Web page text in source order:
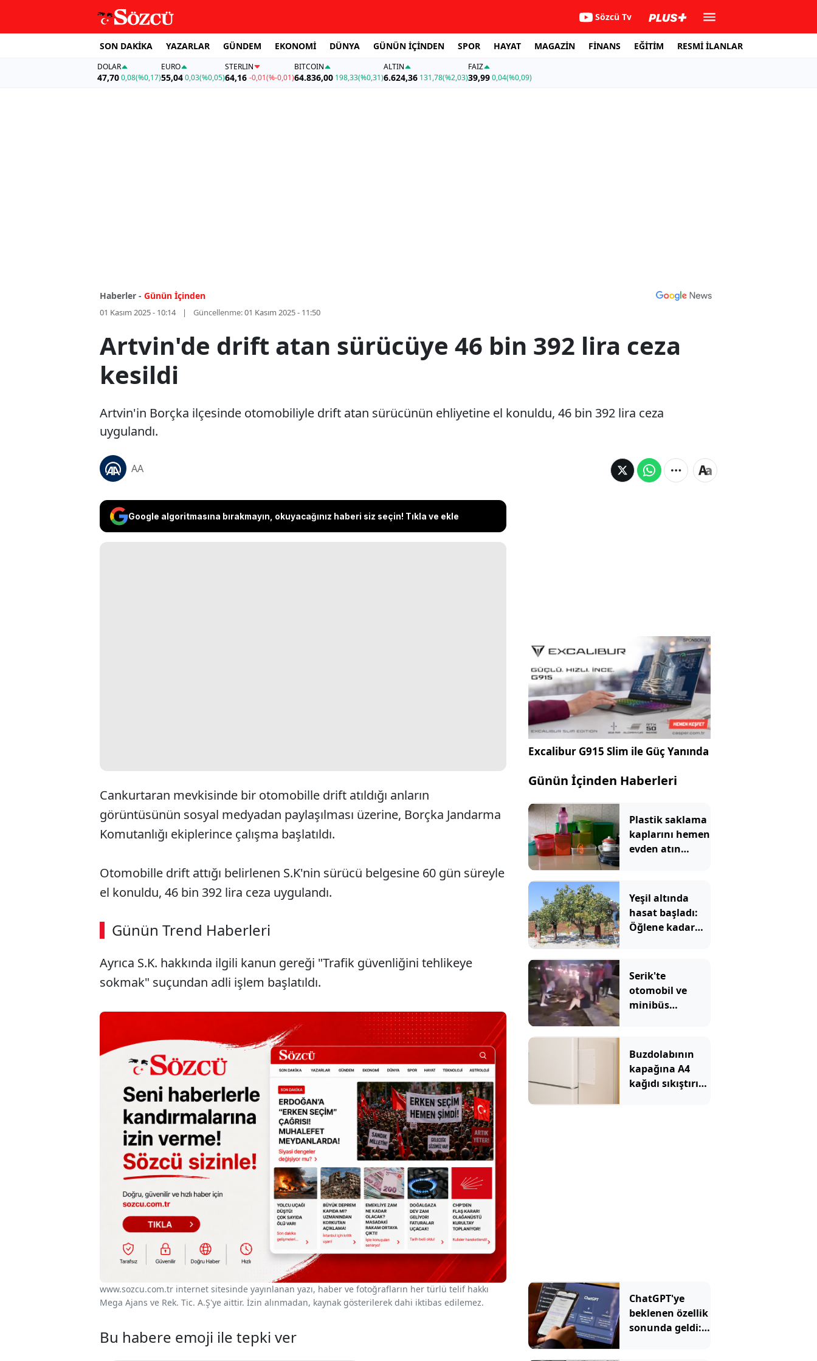
Sözcü Tv
SON DAKİKA YAZARLAR GÜNDEM EKONOMİ DÜNYA GÜNÜN İÇİNDEN SPOR HAYAT MAGAZİN FİNANS EĞİTİM RESMİ İLANLAR
DOLAR
47,700,08(%0,17)
EURO
55,04 0,03(%0,05)
STERLIN
64,16 -0,01(%-0,01)
BITCOIN
64.836,00 198,33(%0,31)
ALTIN
6.624,36 131,78(%2,03)
FAİZ
39,990,04(%0,09)
Haberler - Günün İçinden
01 Kasım 2025 - 10:14 Güncellenme:01 Kasım 2025 - 11:50
Artvin'de drift atan sürücüye 46 bin 392 lira ceza
kesildi
Artvin'in Borçka ilçesinde otomobiliyle drift atan sürücünün ehliyetine el konuldu, 46 bin 392 lira ceza
uygulandı.
AA
Google algoritmasına bırakmayın, okuyacağınız haberi siz seçin! Tıkla ve ekle
Cankurtaran mevkisinde bir otomobille drift atıldığı anların
görüntüsünün sosyal medyadan paylaşılması üzerine, Borçka Jandarma
Komutanlığı ekiplerince çalışma başlatıldı.
Otomobille drift attığı belirlenen S.K'nin sürücü belgesine 60 gün süreyle
el konuldu, 46 bin 392 lira ceza uygulandı.
Günün Trend Haberleri
00:02 / 02:14
Sesi Aç
Ayrıca S.K. hakkında ilgili kanun gereği "Trafik güvenliğini tehlikeye
sokmak" suçundan adli işlem başlatıldı.
www.sozcu.com.tr internet sitesinde yayınlanan yazı, haber ve fotoğrafların her türlü telif hakkı
Mega Ajans ve Rek. Tic. A.Ş'ye aittir. İzin alınmadan, kaynak gösterilerek dahi iktibas edilemez.
Bu habere emoji ile tepki ver
Excalibur G915 Slim ile Güç Yanında
Günün İçinden Haberleri
Plastik saklama
kaplarını hemen
evden atın
Yeşil altında
hasat başladı:
Öğlene kadar
Serik'te
otomobil ve
minibüs
Buzdolabının
kapağına A4
kağıdı sıkıştırın
ChatGPT'ye
beklenen özellik
sonunda geldi: